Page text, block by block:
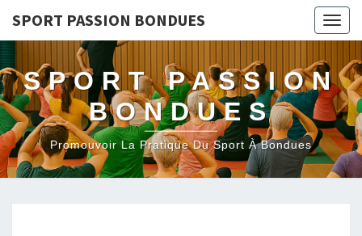
SPORT PASSION BONDUES
SPORT PASSION
BONDUES
Promouvoir La Pratique Du Sport À Bondues